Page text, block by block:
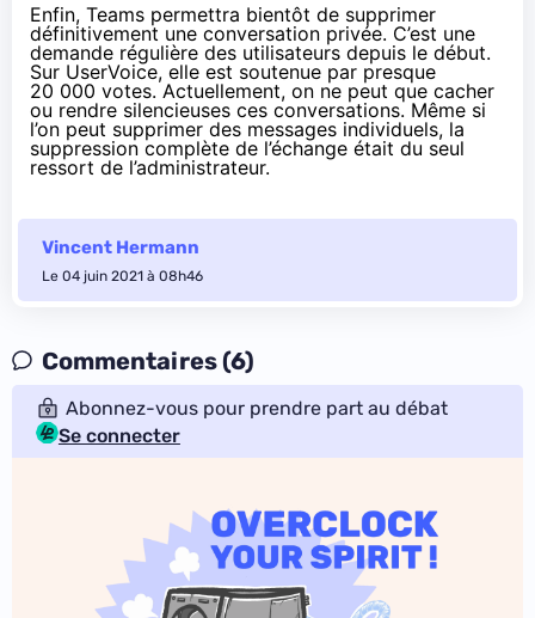
Enfin, Teams permettra bientôt de supprimer
définitivement une conversation privée. C’est une
demande régulière des utilisateurs depuis le début.
Sur UserVoice, elle est soutenue par presque
20 000 votes. Actuellement, on ne peut que cacher
ou rendre silencieuses ces conversations. Même si
l’on peut supprimer des messages individuels, la
suppression complète de l’échange était du seul
ressort de l’administrateur.
Vincent Hermann
Le 04 juin 2021 à 08h46
Commentaires (6)
Abonnez-vous pour prendre part au débat
Se connecter